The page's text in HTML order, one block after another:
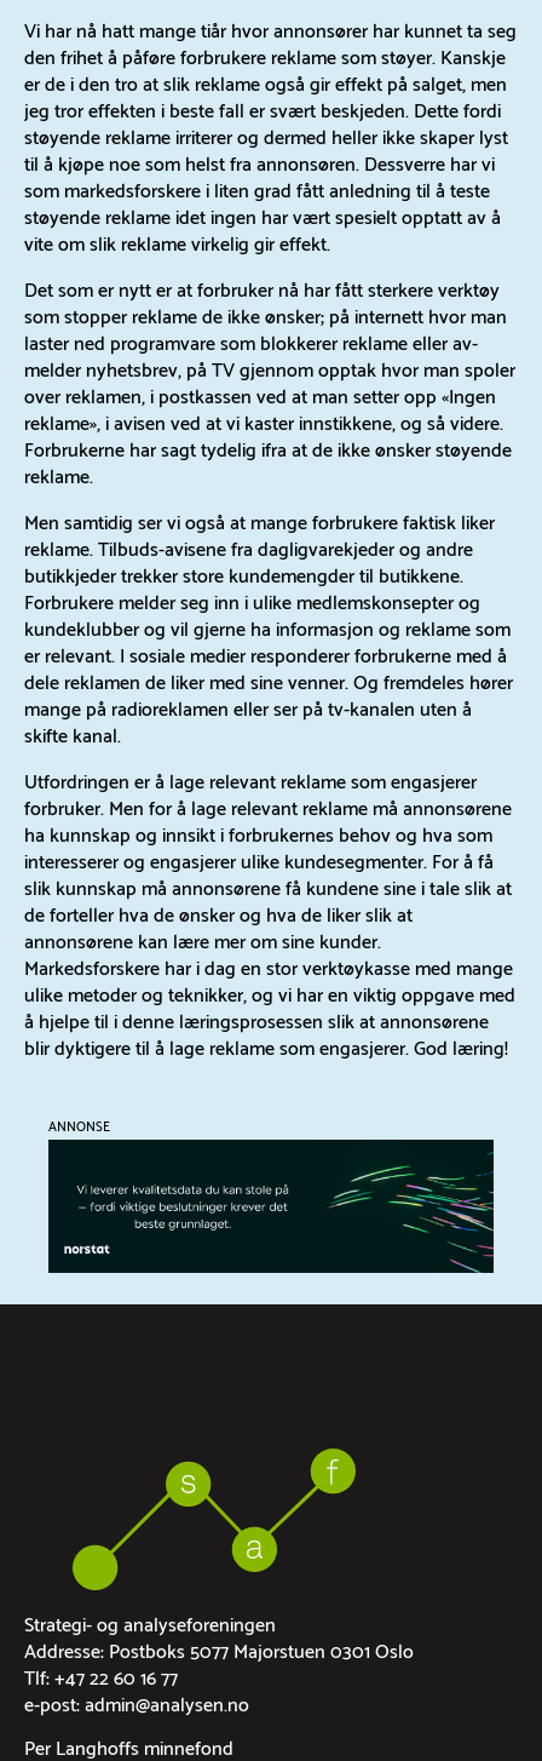
Vi har nå hatt mange tiår hvor annonsører har kunnet ta seg
den frihet å påføre forbrukere reklame som støyer. Kanskje
er de i den tro at slik reklame også gir effekt på salget, men
jeg tror effekten i beste fall er svært beskjeden. Dette fordi
støyende reklame irriterer og dermed heller ikke skaper lyst
til å kjøpe noe som helst fra annonsøren. Dessverre har vi
som markedsforskere i liten grad fått anledning til å teste
støyende reklame idet ingen har vært spesielt opptatt av å
vite om slik reklame virkelig gir effekt.
Det som er nytt er at forbruker nå har fått sterkere verktøy
som stopper reklame de ikke ønsker; på internett hvor man
laster ned programvare som blokkerer reklame eller av-
melder nyhetsbrev, på TV gjennom opptak hvor man spoler
over reklamen, i postkassen ved at man setter opp «Ingen
reklame», i avisen ved at vi kaster innstikkene, og så videre.
Forbrukerne har sagt tydelig ifra at de ikke ønsker støyende
reklame.
Men samtidig ser vi også at mange forbrukere faktisk liker
reklame. Tilbuds-avisene fra dagligvarekjeder og andre
butikkjeder trekker store kundemengder til butikkene.
Forbrukere melder seg inn i ulike medlemskonsepter og
kundeklubber og vil gjerne ha informasjon og reklame som
er relevant. I sosiale medier responderer forbrukerne med å
dele reklamen de liker med sine venner. Og fremdeles hører
mange på radioreklamen eller ser på tv-kanalen uten å
skifte kanal.
Utfordringen er å lage relevant reklame som engasjerer
forbruker. Men for å lage relevant reklame må annonsørene
ha kunnskap og innsikt i forbrukernes behov og hva som
interesserer og engasjerer ulike kundesegmenter. For å få
slik kunnskap må annonsørene få kundene sine i tale slik at
de forteller hva de ønsker og hva de liker slik at
annonsørene kan lære mer om sine kunder.
Markedsforskere har i dag en stor verktøykasse med mange
ulike metoder og teknikker, og vi har en viktig oppgave med
å hjelpe til i denne læringsprosessen slik at annonsørene
blir dyktigere til å lage reklame som engasjerer. God læring!
ANNONSE
Strategi- og analyseforeningen
Addresse: Postboks 5077 Majorstuen 0301 Oslo
Tlf: +47 22 60 16 77
e-post: admin@analysen.no
Per Langhoffs minnefond